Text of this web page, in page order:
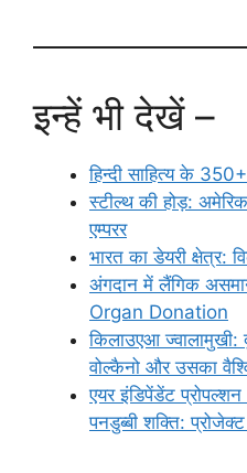
इन्हें भी देखें –
हिन्दी साहित्य के
स्टील्थ की होड़:
एम्परर
भारत का डेयरी क्षेत्र:
अंगदान में लैंगिक
Organ Donation
किलाउएआ ज्वालामुखी:
वोल्कैनो और उसका
एयर इंडिपेंडेंट
पनडुब्बी शक्ति: